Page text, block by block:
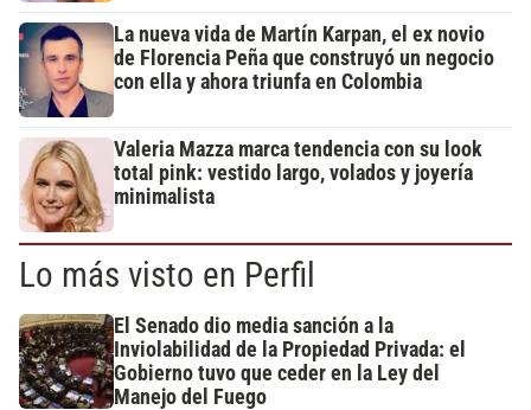
La nueva vida de Martín Karpan, el ex novio
de Florencia Peña que construyó un negocio
con ella y ahora triunfa en Colombia
Valeria Mazza marca tendencia con su look
total pink: vestido largo, volados y joyería
minimalista
Lo más visto en Perfil
El Senado dio media sanción a la
Inviolabilidad de la Propiedad Privada: el
Gobierno tuvo que ceder en la Ley del
Manejo del Fuego